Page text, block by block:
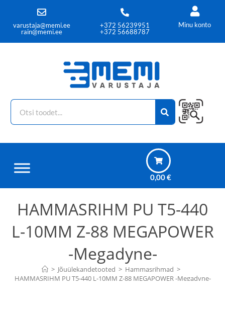
varustaja@memi.ee
rain@memi.ee
+372 56239951
+372 56688787
Minu konto
0,00€
HAMMASRIHM PU T5-440
L-10MM Z-88 MEGAPOWER
-Megadyne-
> Jõuülekandetooted > Hammasrihmad >
HAMMASRIHM PU T5-440 L-10MM Z-88 MEGAPOWER -Megadyne-